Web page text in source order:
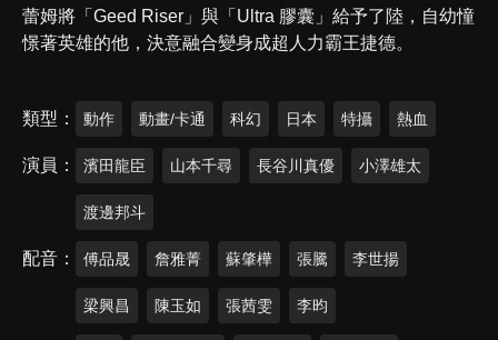
蕾姆將「Geed Riser」與「Ultra 膠囊」給予了陸，自幼憧
憬著英雄的他，決意融合變身成超人力霸王捷德。
類型 動作 動畫/卡通 科幻 日本 特攝 熱血
演員 濱田龍臣 山本千尋 長谷川真優 小澤雄太
渡邊邦斗
配音 傅品晟 詹雅菁 蘇肇樺 張騰 李世揚
梁興昌 陳玉如 張茜雯 李昀